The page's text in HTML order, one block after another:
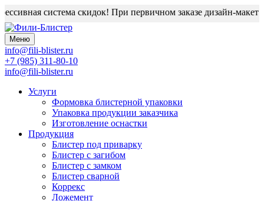
система скидок! При первичном заказе дизайн-макет
Меню
info@fili-blister.ru
+7 (985) 311-80-10
info@fili-blister.ru
Услуги
Формовка блистерной упаковки
Упаковка продукции заказчика
Изготовление оснастки
Продукция
Блистер под приварку
Блистер с загибом
Блистер с замком
Блистер сварной
Коррекс
Ложемент